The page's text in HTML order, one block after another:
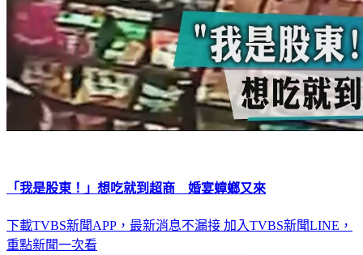
「我是股東！」想吃就到超商 婚宴蟑螂又來
下載TVBS新聞APP，最新消息不漏接 加入TVBS新聞LINE，
重點新聞一次看